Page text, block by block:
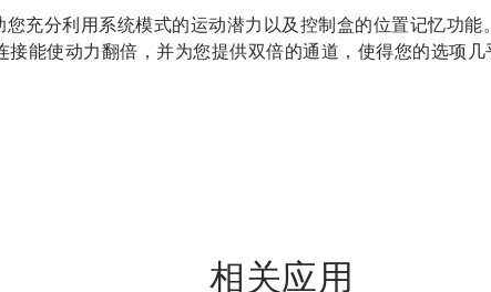
充分利用系统模式的运动潜力以及控制盒的位置记忆功能
接能使动力翻倍，并为您提供双倍的通道，使得您的选项几
相关应用